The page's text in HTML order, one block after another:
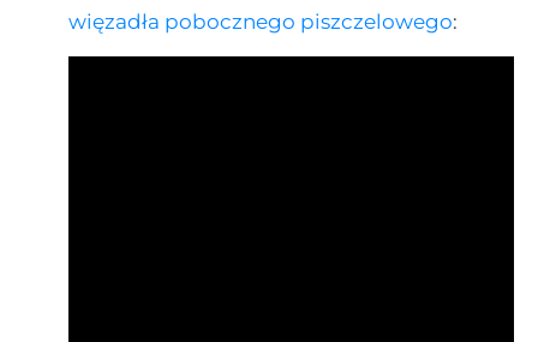
więzadła pobocznego piszczelowego: